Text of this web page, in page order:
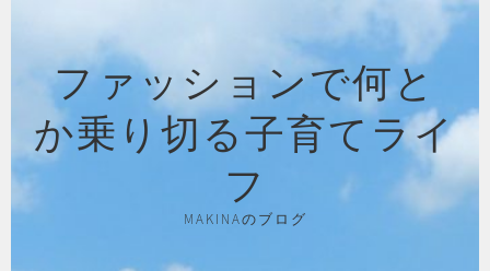
ファッションで何と
か乗り切る子育てライ
フ
MAKINAのブログ